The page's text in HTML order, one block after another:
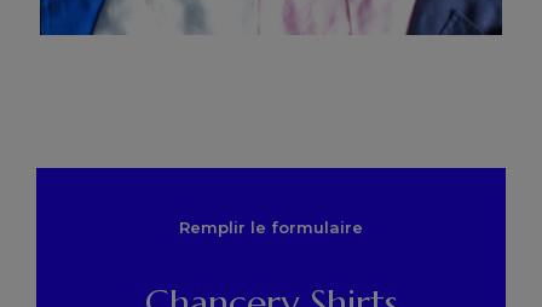
Remplir le formulaire